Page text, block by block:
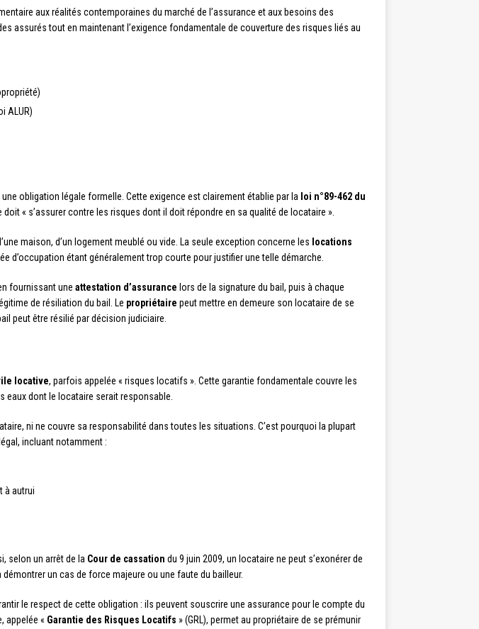
aux réalités contemporaines du marché de l’assurance et aux besoins des
assurés tout en maintenant l’exigence fondamentale de couverture des risques liés au
ALUR)
obligation légale formelle. Cette exigence est clairement établie par la loi n°89-462 du
« s’assurer contre les risques dont il doit répondre en sa qualité de locataire ».
maison, d’un logement meublé ou vide. La seule exception concerne les locations
d’occupation étant généralement trop courte pour justifier une telle démarche.
fournissant une attestation d’assurance lors de la signature du bail, puis à chaque
de résiliation du bail. Le propriétaire peut mettre en demeure son locataire de se
peut être résilié par décision judiciaire.
locative, parfois appelée « risques locatifs ». Cette garantie fondamentale couvre les
eaux dont le locataire serait responsable.
ni ne couvre sa responsabilité dans toutes les situations. C’est pourquoi la plupart
incluant notamment :
à autrui
selon un arrêt de la Cour de cassation du 9 juin 2009, un locataire ne peut s’exonérer de
un cas de force majeure ou une faute du bailleur.
le respect de cette obligation : ils peuvent souscrire une assurance pour le compte du
appelée « Garantie des Risques Locatifs » (GRL), permet au propriétaire de se prémunir